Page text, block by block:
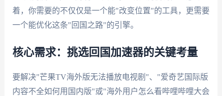
着，你需要的不仅仅是一个能"改变位置"的工具，更需要
一个能优化这条"回国之路"的引擎。
核心需求：挑选回国加速器的关键考量
要解决"芒果TV海外版无法播放电视剧"、"爱奇艺国际版
内容不全如何用国内版"或"海外用户怎么看哔哩哔哩大会